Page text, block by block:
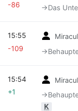
→‎Das
-86
15:55
-109
K
15:54
+1